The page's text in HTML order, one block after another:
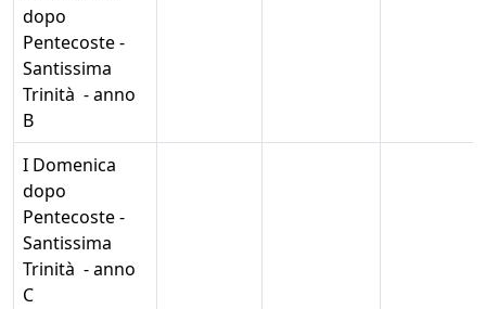
dopo
Pentecoste -
Santissima
Trinità - anno
B
I Domenica
dopo
Pentecoste -
Santissima
Trinità - anno
C